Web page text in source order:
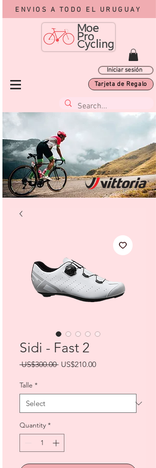
ENVIOS A TODO EL URUGUAY
Tarjeta de Regalo
Iniciar sesión
Sidi - Fast 2
US$300.00 Regular
US$210.00Sale
Talle *
Quantity *